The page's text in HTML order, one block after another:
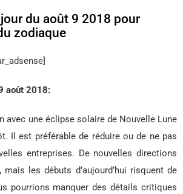
du août 9 2018 pour
zodiaque
août 2018:
avec une éclipse solaire de Nouvelle Lune
Il est préférable de réduire ou de ne pas
entreprises. De nouvelles directions
les débuts d’aujourd’hui risquent de
pourrions manquer des détails critiques